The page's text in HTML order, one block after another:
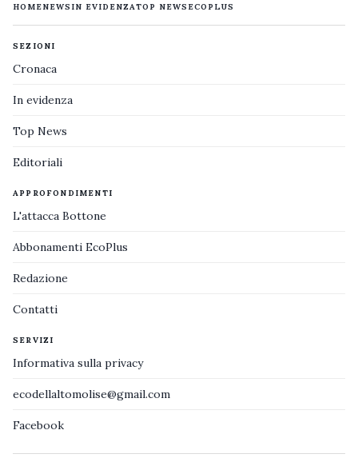
HOMENEWS IN EVIDENZATOP NEWS ECOPLUS
SEZIONI
Cronaca
In evidenza
Top News
Editoriali
APPROFONDIMENTI
L'attacca Bottone
Abbonamenti EcoPlus
Redazione
Contatti
SERVIZI
Informativa sulla privacy
ecodellaltomolise@gmail.com
Facebook